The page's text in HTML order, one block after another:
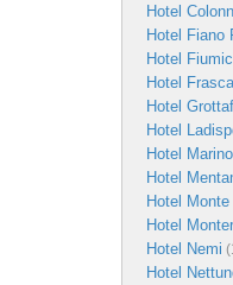
Hotel
Hotel Fiano
Hotel
Hotel
Hotel
Hotel
Hotel Marino
Hotel
Hotel
Hotel
Hotel Nemi
Hotel